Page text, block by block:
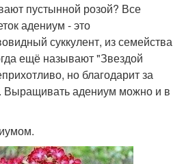
пустынной розой? Все
адениум - это
суккулент, из семейства
ещё называют "Звездой
но благодарит за
Выращивать адениум можно и в